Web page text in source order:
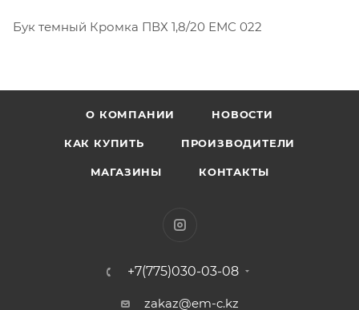
Бук темный Кромка ПВХ 1,8/20 ЕМС 022
О КОМПАНИИ НОВОСТИ
КАК КУПИТЬ ПРОИЗВОДИТЕЛИ
МАГАЗИНЫ КОНТАКТЫ
+7(775)030-03-08
zakaz@em-c.kz